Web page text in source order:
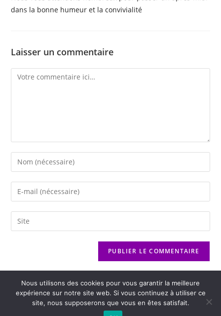
dans la bonne humeur et la convivialité
Laisser un commentaire
Nous utilisons des cookies pour vous garantir la meilleure
expérience sur notre site web. Si vous continuez à utiliser ce
site, nous supposerons que vous en êtes satisfait.